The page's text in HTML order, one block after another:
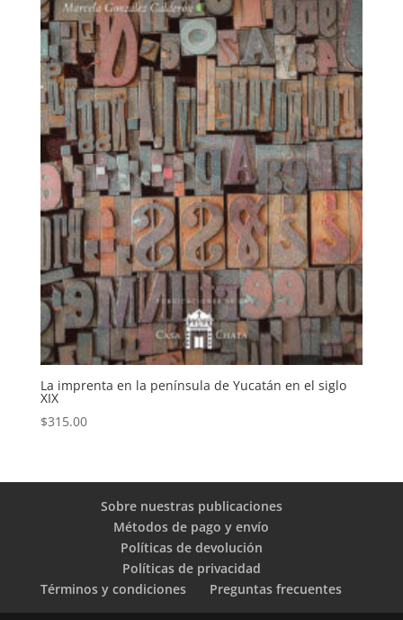
La imprenta en la península de Yucatán en el siglo
XIX
$315.00
Sobre nuestras publicaciones
Métodos de pago y envío
Políticas de devolución
Políticas de privacidad
Términos y condiciones
Preguntas frecuentes